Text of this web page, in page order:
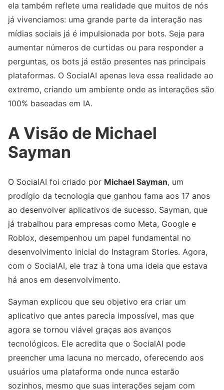
ela também reflete uma realidade que muitos de nós
já vivenciamos: uma grande parte da interação nas
mídias sociais já é impulsionada por bots. Seja para
aumentar números de curtidas ou para responder a
perguntas, os bots já estão presentes nas principais
plataformas. O SocialAI apenas leva essa realidade ao
extremo, criando um ambiente onde as interações são
100% baseadas em IA.
A Visão de Michael
Sayman
O SocialAI foi criado por Michael Sayman, um
prodígio da tecnologia que ganhou fama aos 17 anos
ao desenvolver aplicativos de sucesso. Sayman, que
já trabalhou para empresas como Meta, Google e
Roblox, desempenhou um papel fundamental no
desenvolvimento inicial do Instagram Stories. Agora,
com o SocialAI, ele traz à tona uma ideia que estava
há anos em desenvolvimento.
Sayman explicou que seu objetivo era criar um
aplicativo que antes parecia impossível, mas que
agora se tornou viável graças aos avanços
tecnológicos. Ele acredita que o SocialAI pode
preencher uma lacuna no mercado, oferecendo aos
usuários uma plataforma onde nunca estarão
sozinhos, mesmo que suas interações sejam com